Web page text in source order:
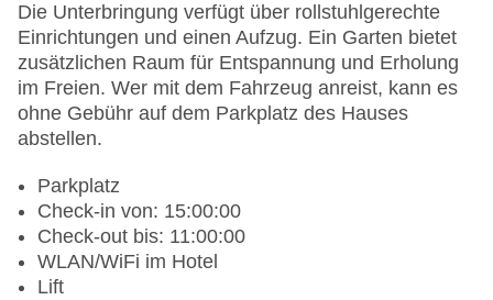
Die Unterbringung verfügt über rollstuhlgerechte
Einrichtungen und einen Aufzug. Ein Garten bietet
zusätzlichen Raum für Entspannung und Erholung
im Freien. Wer mit dem Fahrzeug anreist, kann es
ohne Gebühr auf dem Parkplatz des Hauses
abstellen.
Parkplatz
Check-in von: 15:00:00
Check-out bis: 11:00:00
WLAN/WiFi im Hotel
Lift